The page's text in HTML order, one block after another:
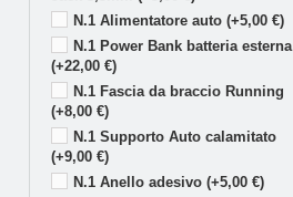
N.1 Alimentatore auto (+5,00 €)
N.1 Power Bank batteria esterna
(+22,00 €)
N.1 Fascia da braccio Running
(+8,00 €)
N.1 Supporto Auto calamitato
(+9,00 €)
N.1 Anello adesivo (+5,00 €)